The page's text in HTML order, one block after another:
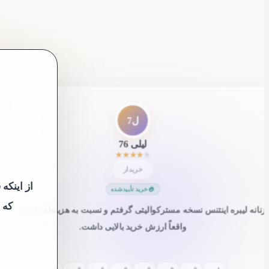
از
که
ل7
لیلی 76
★★★★ ★
خریدار
خرید تأییدشده
لیبره اینتنس نسخه مسترکوالیتی گرفتم و نسبت به هزینه‌ای که
واقعاً ارزش خرید بالایی داشت.